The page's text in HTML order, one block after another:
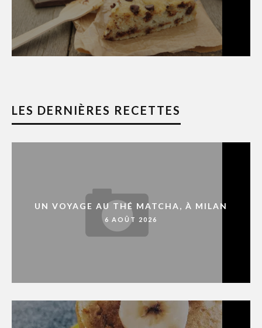
LES DERNIÈRES RECETTES
UN VOYAGE AU THÉ MATCHA, À MILAN
6 AOÛT 2026